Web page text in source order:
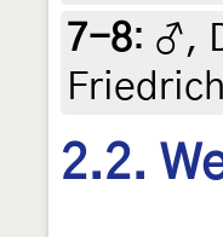
7-8: ♂,
2.2.